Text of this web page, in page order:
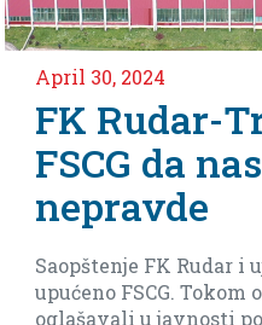
2024
Rudar-
da nas
FK Rudar i ujedno
FSCG. Tokom ove
u javnosti poslije